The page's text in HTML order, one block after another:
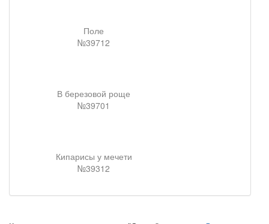
Поле
№39712
В березовой роще
№39701
Кипарисы у мечети
№39312